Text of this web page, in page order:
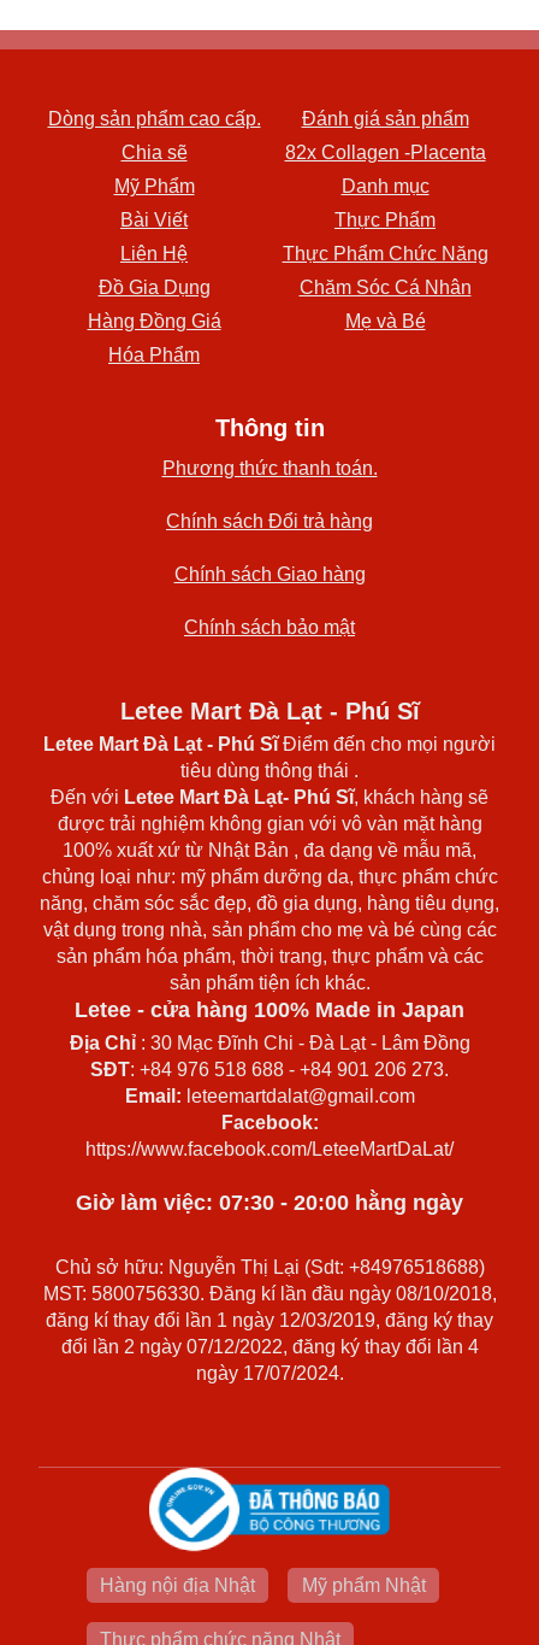
Dòng sản phẩm cao cấp.
Đánh giá sản phẩm
Chia sẽ
82x Collagen -Placenta
Mỹ Phẩm
Danh mục
Bài Viết
Thực Phẩm
Liên Hệ
Thực Phẩm Chức Năng
Đồ Gia Dụng
Chăm Sóc Cá Nhân
Hàng Đồng Giá
Mẹ và Bé
Hóa Phẩm
Thông tin
Phương thức thanh toán.
Chính sách Đổi trả hàng
Chính sách Giao hàng
Chính sách bảo mật
Letee Mart Đà Lạt - Phú Sĩ
Letee Mart Đà Lạt - Phú SĩĐiểm đến cho mọi người
tiêu dùng thông thái .
Đến với Letee Mart Đà Lạt- Phú Sĩ, khách hàng sẽ
được trải nghiệm không gian với vô vàn mặt hàng
100% xuất xứ từ Nhật Bản , đa dạng về mẫu mã,
chủng loại như: mỹ phẩm dưỡng da, thực phẩm chức
năng, chăm sóc sắc đẹp, đồ gia dụng, hàng tiêu dụng,
vật dụng trong nhà, sản phẩm cho mẹ và bé cùng các
sản phẩm hóa phẩm, thời trang, thực phẩm và các
sản phẩm tiện ích khác.
Letee - cửa hàng 100% Made in Japan
Địa Chỉ: 30 Mạc Đĩnh Chi - Đà Lạt - Lâm Đồng
SĐT: +84 976 518 688 - +84 901 206 273.
Email: leteemartdalat@gmail.com
Facebook:
https://www.facebook.com/LeteeMartDaLat/
Giờ làm việc: 07:30 - 20:00 hằng ngày
Chủ sở hữu: Nguyễn Thị Lại (Sdt: +84976518688)
MST: 5800756330. Đăng kí lần đầu ngày 08/10/2018,
đăng kí thay đổi lần 1 ngày 12/03/2019, đăng ký thay
đổi lần 2 ngày 07/12/2022, đăng ký thay đổi lần 4
ngày 17/07/2024.
Hàng nội địa Nhật Mỹ phẩm Nhật
Thực phẩm chức năng Nhật